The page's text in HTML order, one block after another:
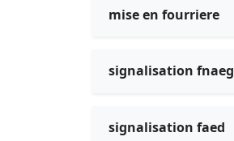
mise en fourriere
signalisation fnaeg
signalisation faed